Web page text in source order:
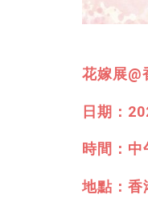
花嫁展@
日期：
時間：
地點：香